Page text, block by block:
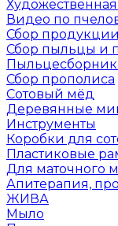
Видео по
Сбор
Сбор пыльцы и
Сбор прополиса
Сотовый мёд
Деревянные
Инструменты
Коробки для
Пластиковые
Для маточного
Апитерапия,
ЖИВА
Мыло